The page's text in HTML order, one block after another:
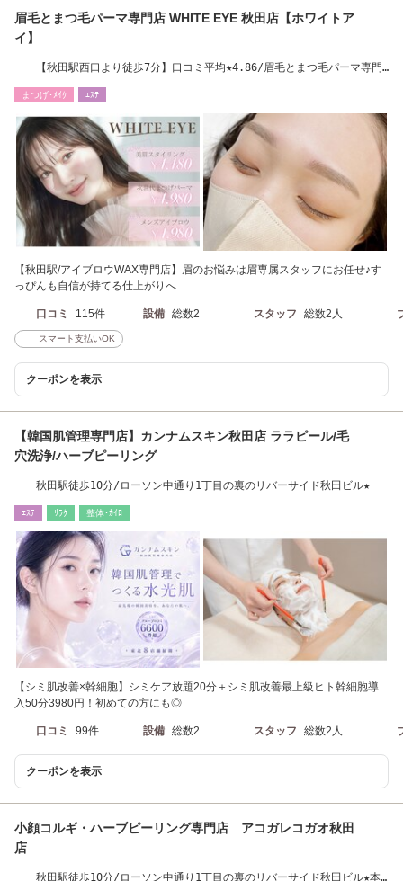
眉毛とまつ毛パーマ専門店 WHITE EYE 秋田店【ホワイトア
イ】
【秋田駅西口より徒歩7分】口コミ平均★4.86/眉毛とまつ毛パーマ専門
まつげ･ﾒｲｸ ｴｽﾃ
【秋田駅/アイブロウWAX専門店】眉のお悩みは眉専属スタッフにお任せ♪す
っぴんも自信が持てる仕上がりへ
口コミ 115件 設備 総数2 スタッフ 総数2人
スマート支払いOK
クーポンを表示
【韓国肌管理専門店】カンナムスキン秋田店 ララピール/毛
穴洗浄/ハーブピーリング
秋田駅徒歩10分/ローソン中通り1丁目の裏のリバーサイド秋田ビル★
ｴｽﾃ ﾘﾗｸ 整体･ｶｲﾛ
【シミ肌改善×幹細胞】シミケア放題20分＋シミ肌改善最上級ヒト幹細胞導
入50分3980円！初めての方にも◎
口コミ 99件 設備 総数2 スタッフ 総数2人
クーポンを表示
小顔コルギ・ハーブピーリング専門店 アコガレコガオ秋田
店
秋田駅徒歩10分/ローソン中通り1丁目の裏のリバーサイド秋田ビル★本